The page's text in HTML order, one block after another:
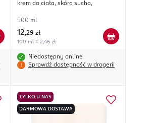
krem do ciała, skóra sucha,
500 ml
12,29 zł
100 ml = 2,46 zł
Niedostępny online
Sprawdź dostępność w drogerii
TYLKO U NAS
DARMOWA DOSTAWA